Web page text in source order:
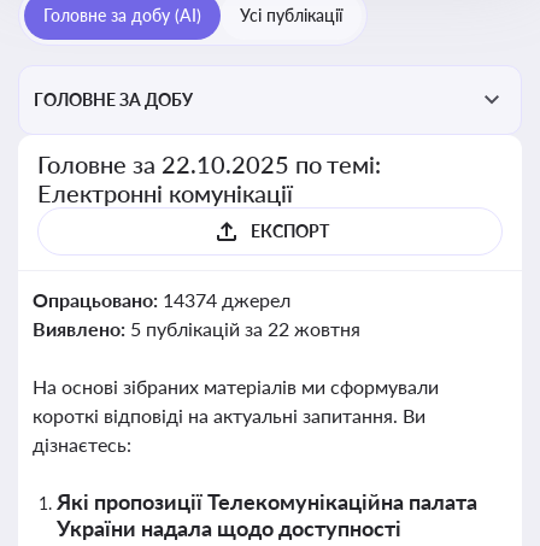
Головне за добу (AI) Усі публікації
ГОЛОВНЕ ЗА ДОБУ
Головне за 22.10.2025 по темі:
Електронні комунікації
ЕКСПОРТ
Опрацьовано: 14374 джерел
Виявлено: 5 публікацій за 22 жовтня
На основі зібраних матеріалів ми сформували
короткі відповіді на актуальні запитання. Ви
дізнаєтесь:
Які пропозиції Телекомунікаційна палата
України надала щодо доступності